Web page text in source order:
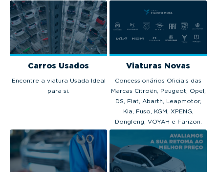
Carros Usados
Encontre a viatura Usada Ideal
para si.
Viaturas Novas
Concessionários Oficiais das
Marcas Citroën, Peugeot, Opel,
DS, Fiat, Abarth, Leapmotor,
Kia, Fuso, KGM, XPENG,
Dongfeng, VOYAH e Farizon.